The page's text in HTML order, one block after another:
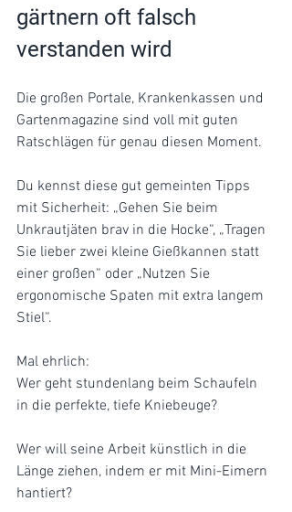
gärtnern oft falsch
verstanden wird
Die großen Portale, Krankenkassen und
Gartenmagazine sind voll mit guten
Ratschlägen für genau diesen Moment.
Du kennst diese gut gemeinten Tipps
mit Sicherheit: „Gehen Sie beim
Unkrautjäten brav in die Hocke“, „Tragen
Sie lieber zwei kleine Gießkannen statt
einer großen“ oder „Nutzen Sie
ergonomische Spaten mit extra langem
Stiel“.
Mal ehrlich:
Wer geht stundenlang beim Schaufeln
in die perfekte, tiefe Kniebeuge?
Wer will seine Arbeit künstlich in die
Länge ziehen, indem er mit Mini-Eimern
hantiert?